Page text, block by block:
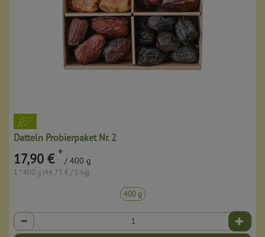
Datteln Probierpaket Nr. 2
17,90 € * / 400 g
1 * 400 g (44,75 € / 1 kg)
400 g
Anzahl